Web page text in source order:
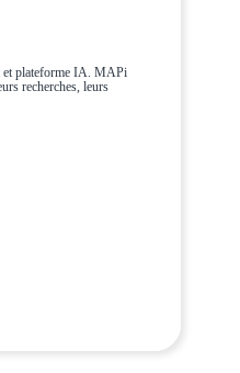
et plateforme IA. MAPi
recherches, leurs